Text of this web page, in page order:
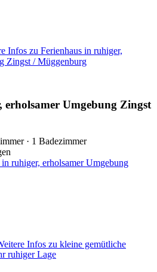
Infos zu Ferienhaus in ruhiger,
Zingst / Müggenburg
erholsamer Umgebung Zingst
· 1 Badezimmer
ruhiger, erholsamer Umgebung
Infos zu kleine gemütliche
ruhiger Lage